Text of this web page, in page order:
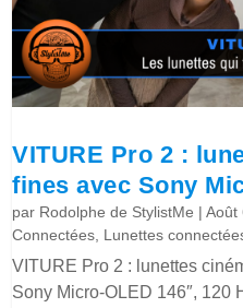
VITURE Pro 2 :
fines avec Sony
par Rodolphe de StylistMe |Août
Connectées, Lunettes
VITURE Pro 2 : lunettes
Sony Micro-OLED 146″, 120